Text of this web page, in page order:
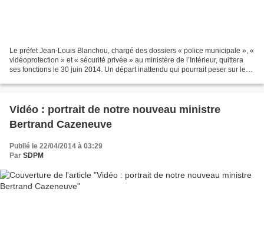
Le préfet Jean-Louis Blanchou, chargé des dossiers « police municipale », «
vidéoprotection » et « sécurité privée » au ministère de l’Intérieur, quittera
ses fonctions le 30 juin 2014. Un départ inattendu qui pourrait peser sur le
Vidéo : portrait de notre nouveau ministre
Bertrand Cazeneuve
Publié le 22/04/2014 à 03:29
Par SDPM